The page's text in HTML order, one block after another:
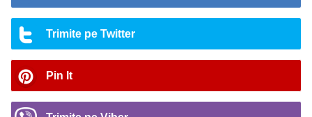
Trimite pe Twitter
Pin It